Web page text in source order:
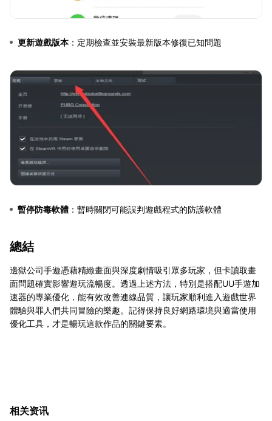
更新遊戲版本：定期檢查並安裝最新版本修復已知問題
暫停防毒軟體 ：暫時關閉可能誤判遊戲程式的防護軟體
總結
邊獄公司手遊憑藉精緻畫面與深度劇情吸引眾多玩家，但卡讀取畫
面問題確實影響遊玩流暢度。透過上述方法，特別是搭配UU手遊加
速器的專業優化，能有效改善連線品質，讓玩家順利進入遊戲世界
體驗與罪人們共同冒險的樂趣。記得保持良好網路環境與適當使用
優化工具，才是暢玩這款作品的關鍵要素。
相关资讯